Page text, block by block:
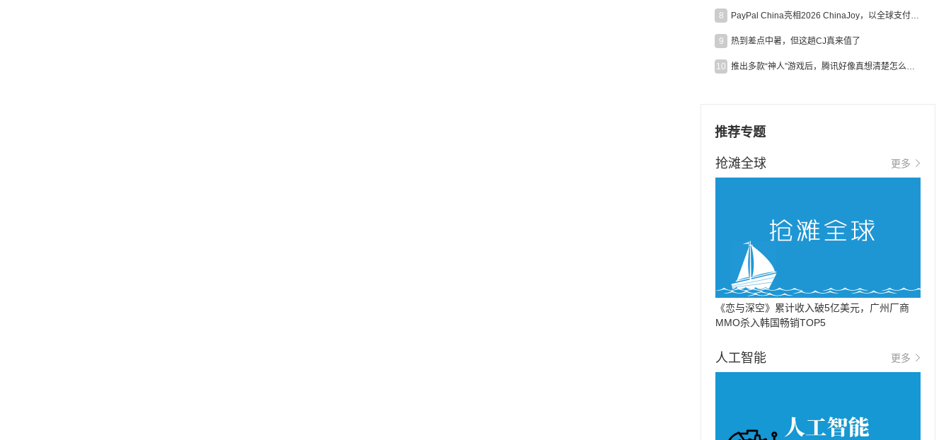
8 PayPal China亮相2026 ChinaJoy，以全球支付能力助力中国游戏企业深化全球运营
9 热到差点中暑，但这趟CJ真来值了
10 推出多款“神人”游戏后，腾讯好像真想清楚怎么做二次元了
推荐专题
抢滩全球 更多
《恋与深空》累计收入破5亿美元，广州厂商
MMO杀入韩国畅销TOP5
人工智能 更多